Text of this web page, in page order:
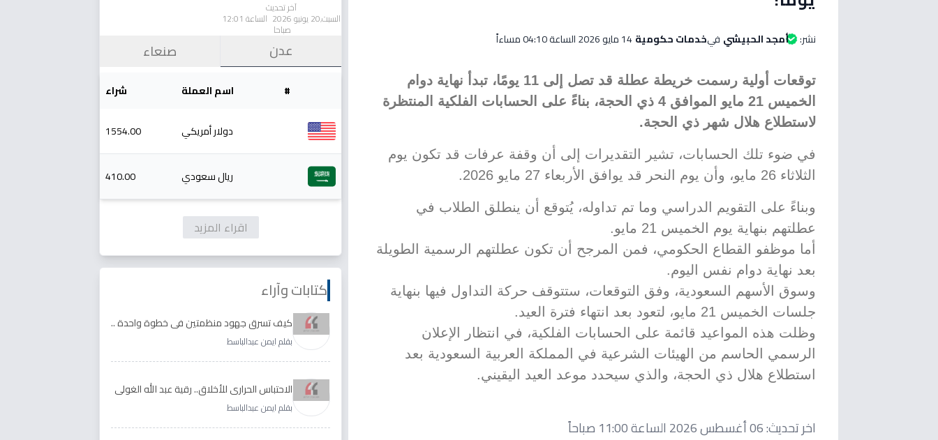
نشر: أمجد الحبيشي فيخدمات حكومية14 مايو 2026 الساعة 04:10 مساءاً
توقعات أولية رسمت خريطة عطلة قد تصل إلى 11 يومًا، تبدأ نهاية دوام
الخميس 21 مايو الموافق 4 ذي الحجة، بناءً على الحسابات الفلكية المنتظرة
لاستطلاع هلال شهر ذي الحجة.
في ضوء تلك الحسابات، تشير التقديرات إلى أن وقفة عرفات قد تكون يوم
الثلاثاء 26 مايو، وأن يوم النحر قد يوافق الأربعاء 27 مايو 2026.
وبناءً على التقويم الدراسي وما تم تداوله، يُتوقع أن ينطلق الطلاب في
عطلتهم بنهاية يوم الخميس 21 مايو.
أما موظفو القطاع الحكومي، فمن المرجح أن تكون عطلتهم الرسمية الطويلة
بعد نهاية دوام نفس اليوم.
وسوق الأسهم السعودية، وفق التوقعات، ستتوقف حركة التداول فيها بنهاية
جلسات الخميس 21 مايو، لتعود بعد انتهاء فترة العيد.
وظلت هذه المواعيد قائمة على الحسابات الفلكية، في انتظار الإعلان
الرسمي الحاسم من الهيئات الشرعية في المملكة العربية السعودية بعد
استطلاع هلال ذي الحجة، والذي سيحدد موعد العيد اليقيني.
اخر تحديث:06 أغسطس 2026 الساعة 11:00 صباحاً
آخر تحديث
السبت,20 يونيو 2026 الساعة 12:01
صباحا
عدن صنعاء
# اسم العملة شراء
دولار أمريكي 1554.00
ريال سعودي 410.00
اقراء المزيد
كتابات وآراء
كيف تسرق جهود منظمتين في خطوة واحدة ..
الأجابة لدى رقية عبد الله الغولي وغدير طيره
بقلم ايمن عبدالباسط
الاحتباس الحراري للأخلاق.. رقية عبد الله الغولي
وغدير طيره نموذجا
بقلم ايمن عبدالباسط